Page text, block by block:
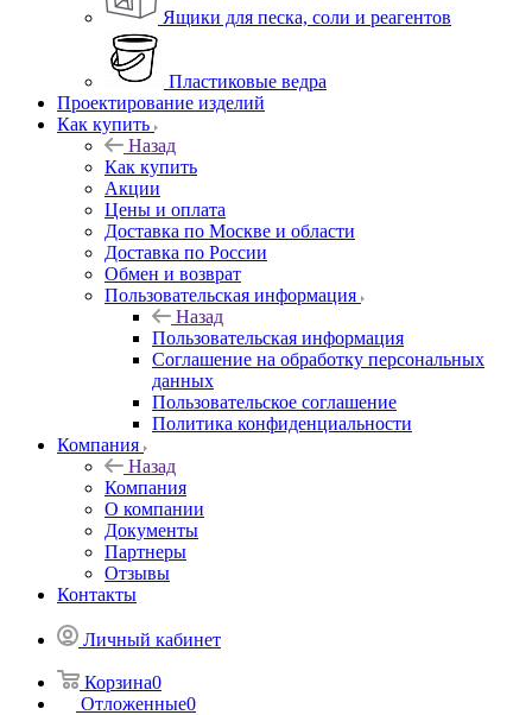
Ящики для песка, соли и реагентов
Пластиковые ведра
Проектирование изделий
Как купить
Назад
Как купить
Акции
Цены и оплата
Доставка по Москве и области
Доставка по России
Обмен и возврат
Пользовательская информация
Назад
Пользовательская информация
Соглашение на обработку персональных
данных
Пользовательское соглашение
Политика конфиденциальности
Компания
Назад
Компания
О компании
Документы
Партнеры
Отзывы
Контакты
Личный кабинет
Корзина0
Отложенные0